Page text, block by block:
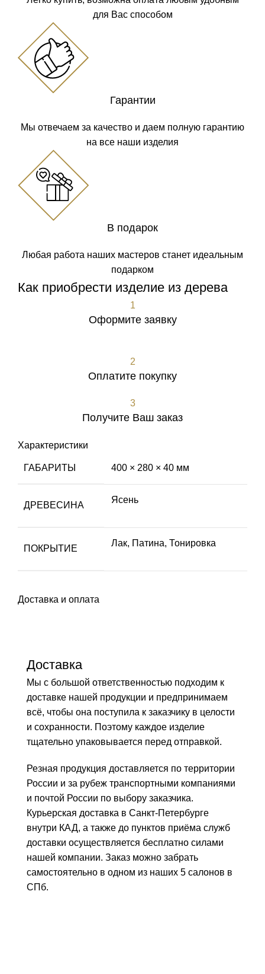
для Вас способом
Гарантии
Мы отвечаем за качество и даем полную гарантию
на все наши изделия
В подарок
Любая работа наших мастеров станет идеальным
подарком
Как приобрести изделие из дерева
1
Оформите заявку
2
Оплатите покупку
3
Получите Ваш заказ
Характеристики
ГАБАРИТЫ 400 × 280 × 40 мм
ДРЕВЕСИНА
Ясень
ПОКРЫТИЕ
Лак, Патина, Тонировка
Доставка и оплата
Доставка
Мы с большой ответственностью подходим к
доставке нашей продукции и предпринимаем
всё, чтобы она поступила к заказчику в целости
и сохранности. Поэтому каждое изделие
тщательно упаковывается перед отправкой.
Резная продукция доставляется по территории
России и за рубеж транспортными компаниями
и почтой России по выбору заказчика.
Курьерская доставка в Санкт-Петербурге
внутри КАД, а также до пунктов приёма служб
доставки осуществляется бесплатно силами
нашей компании. Заказ можно забрать
самостоятельно в одном из наших 5 салонов в
СПб.